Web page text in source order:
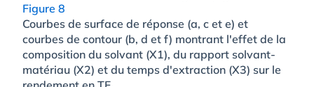
Figure 8
Courbes de surface de réponse (a, c et e) et
courbes de contour (b, d et f) montrant l'effet de la
composition du solvant (X1), du rapport solvant-
matériau (X2) et du temps d'extraction (X3) sur le